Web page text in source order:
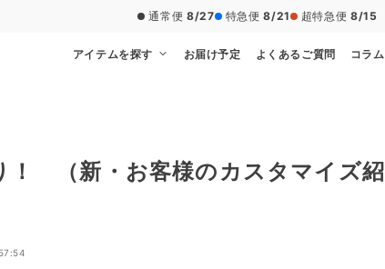
通常便 8/27 特急便 8/21 超特急便 8/15
アイテムを探す お届け予定 よくあるご質問 コラム
！ （新・お客様のカスタマイズ紹